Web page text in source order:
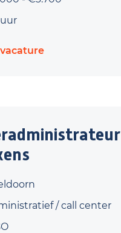
/ call center